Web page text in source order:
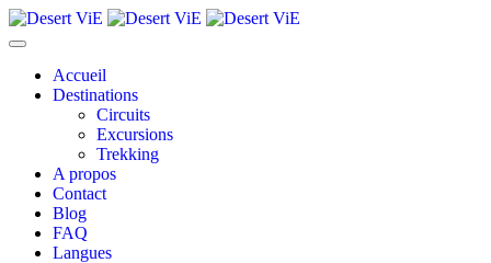
Accueil
Destinations
Circuits
Excursions
Trekking
A propos
Contact
Blog
FAQ
Langues